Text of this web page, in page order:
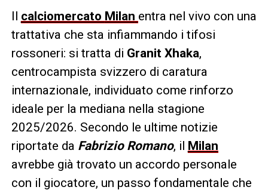
Il calciomercato Milan entra nel vivo con una
trattativa che sta infiammando i tifosi
rossoneri: si tratta di Granit Xhaka,
centrocampista svizzero di caratura
internazionale, individuato come rinforzo
ideale per la mediana nella stagione
2025/2026. Secondo le ultime notizie
riportate da Fabrizio Romano, il Milan
avrebbe già trovato un accordo personale
con il giocatore, un passo fondamentale che